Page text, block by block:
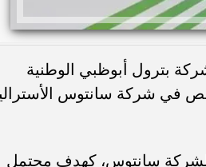
بترول أبوظبي الوطنية
في شركة سانتوس
لشركة سانتوس، كهدف محتمل